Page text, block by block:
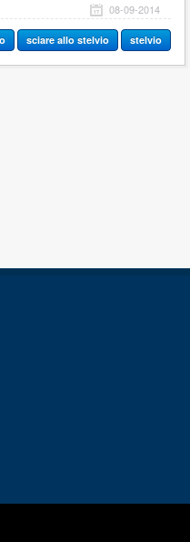
08-09-2014
sciare allo stelvio stelvio